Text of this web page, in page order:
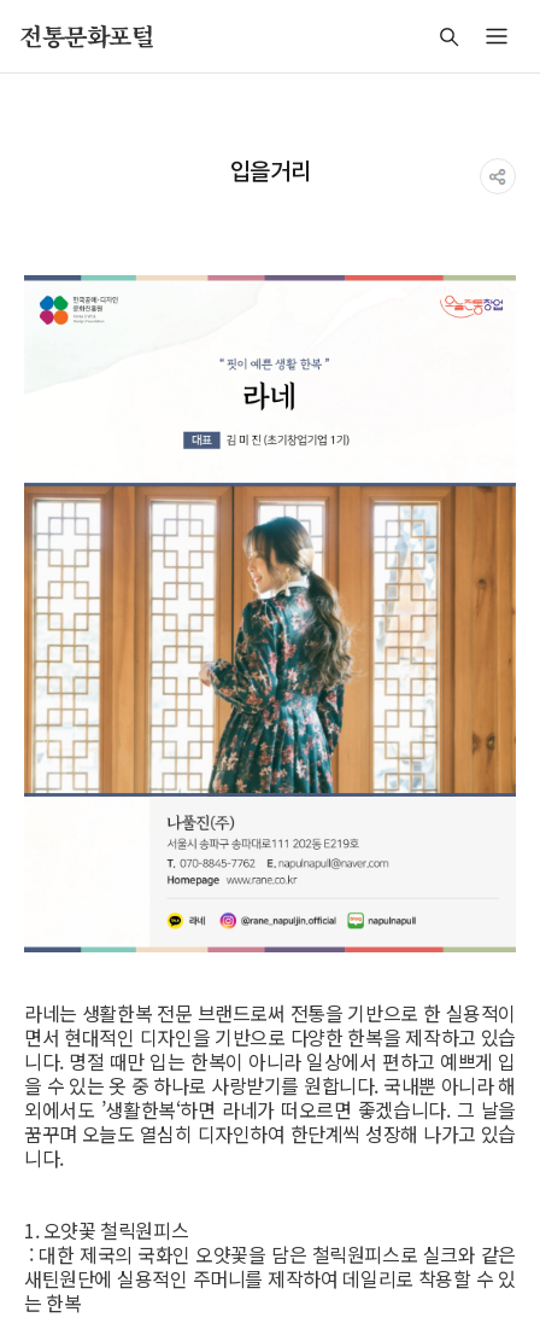
전통문화포털
입을거리
라네는 생활한복 전문 브랜드로써 전통을 기반으로 한 실용적이
면서 현대적인 디자인을 기반으로 다양한 한복을 제작하고 있습
니다. 명절 때만 입는 한복이 아니라 일상에서 편하고 예쁘게 입
을 수 있는 옷 중 하나로 사랑받기를 원합니다. 국내뿐 아니라 해
외에서도 ’생활한복‘하면 라네가 떠오르면 좋겠습니다. 그 날을
꿈꾸며 오늘도 열심히 디자인하여 한단계씩 성장해 나가고 있습
니다.
1. 오얏꽃 철릭원피스
: 대한 제국의 국화인 오얏꽃을 담은 철릭원피스로 실크와 같은
새틴원단에 실용적인 주머니를 제작하여 데일리로 착용할 수 있
는 한복